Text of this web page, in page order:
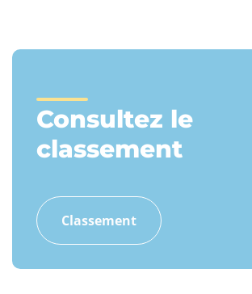
Consultez le
classement
Classement